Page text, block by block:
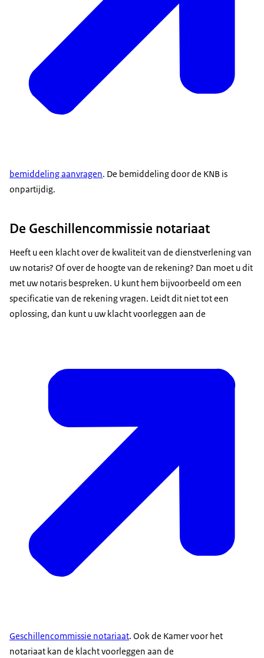
bemiddeling aanvragen. De bemiddeling door de KNB is
onpartijdig.
De Geschillencommissie notariaat
Heeft u een klacht over de kwaliteit van de dienstverlening van
uw notaris? Of over de hoogte van de rekening? Dan moet u dit
met uw notaris bespreken. U kunt hem bijvoorbeeld om een
specificatie van de rekening vragen. Leidt dit niet tot een
oplossing, dan kunt u uw klacht voorleggen aan de
Geschillencommissie notariaat. Ook de Kamer voor het
notariaat kan de klacht voorleggen aan de